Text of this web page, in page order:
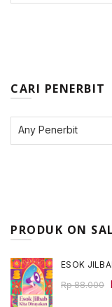
CARI PENERBIT
PRODUK ON
ESOK
Rp88.000